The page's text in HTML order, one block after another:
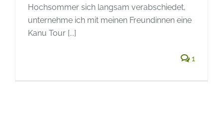
Hochsommer sich langsam verabschiedet,
unternehme ich mit meinen Freundinnen eine
Kanu Tour [...]
1